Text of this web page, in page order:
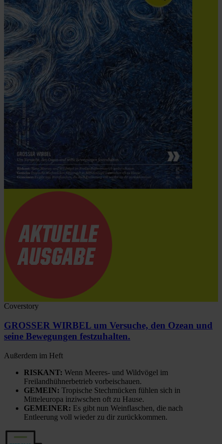
Coverstory
GROSSER WIRBEL um Versuche, den Ozean und
seine Bewegungen festzuhalten.
Außerdem im Heft
RISKANT: Wenn Meeres- und Wildvögel im
Freilandhühnerbetrieb vorbeischauen.
GEMEIN: Tropische Stechmücken fühlen sich in
Mitteleuropa inziwschen oft zu Hause.
GEMEINER: Es gibt nun Weinflaschen, die nach
Entleerung voll wieder zu dir zurückkommen.